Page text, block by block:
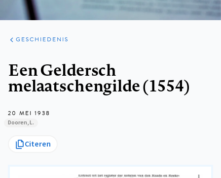
ARTIKELEN
PERSPECTIEF
GESCHIEDENIS
Een Geldersch
melaatschengilde (1554)
20 MEI 1938
Dooren, L.
Citeren